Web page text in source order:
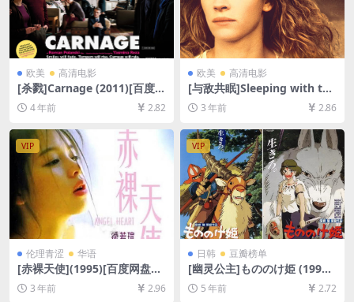
欧美 高清电影
[杀戮]Carnage (2011)[百度网
盘+迅雷云盘资源1080P超清
未删减][MP4/4.7GB][中英字
幕]
4 年前 2.82
欧美 高清电影
[与敌共眠]Sleeping with the
Enemy (1991)[百度网盘+夸
克网盘1080P超清资源][网盘
在线播放/下载][MP4/6GB][中
文字幕]
3 年前 2.86
VIP
伦理青涩 华语
[赤裸天使](1995)[百度网盘
+迅雷云盘DVD原盘高清未删
减资源][网盘下载][MP4/4.4G
3 年前 2.96
VIP
日韩 豆瓣榜单
[幽灵公主]もののけ姫 (1997)
[百度网盘+迅雷云盘资源1080
P超清未删减][MP4/6.8GB][日
5 年前 2.72